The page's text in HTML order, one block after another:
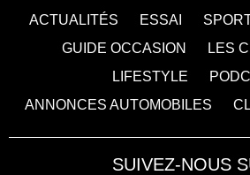
ACTUALITÉS ESSAI
GUIDE OCCASION
LES
LIFESTYLE
ANNONCES AUTOMOBILES
SUIVEZ-NOUS